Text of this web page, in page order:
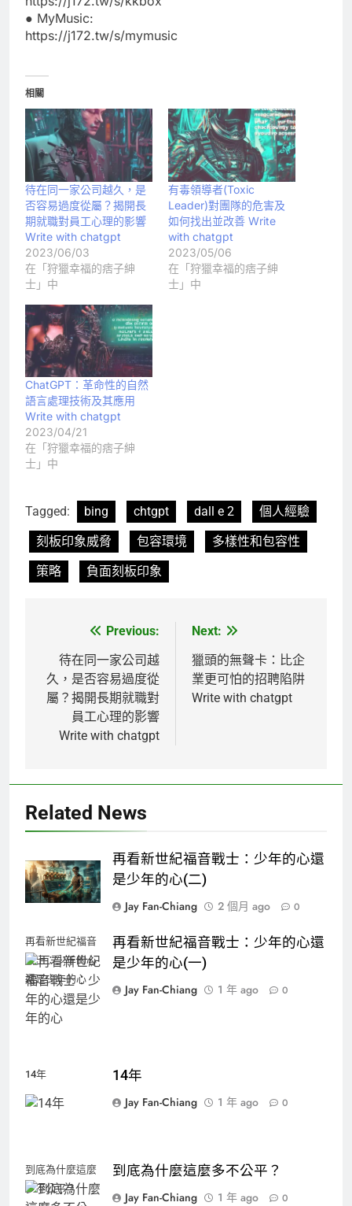
● MyMusic:
https://j172.tw/s/mymusic
相關
待在同一家公司越久，是
否容易過度從屬？揭開長
期就職對員工心理的影響
Write with chatgpt
2023/06/03
在「狩獵幸福的痞子紳
士」中
有毒領導者(Toxic
Leader)對團隊的危害及
如何找出並改善 Write
with chatgpt
2023/05/06
在「狩獵幸福的痞子紳
士」中
ChatGPT：革命性的自然
語言處理技術及其應用
Write with chatgpt
2023/04/21
在「狩獵幸福的痞子紳
士」中
Tagged: bing chtgpt dall e 2
個人經驗
刻板印象威脅
包容環境
多樣性和包容性
策略
負面刻板印象
導
Previous:
待在同一家公司越
久，是否容易過度從
屬？揭開長期就職對
員工心理的影響
Write with chatgpt
Next:
獵頭的無聲卡：比企
業更可怕的招聘陷阱
Write with chatgpt
Related News
再看新世紀福音戰士：少年的心還
是少年的心(二)
Jay Fan-Chiang
2 個月 ago 0
再看新世紀福音
戰士：少年的心
還是少年的心
再看新世紀福音戰士：少年的心還
是少年的心(一)
Jay Fan-Chiang
1 年 ago 0
14年
14年
Jay Fan-Chiang
1 年 ago 0
到底為什麼這麼
多不公平？
到底為什麼這麼多不公平？
Jay Fan-Chiang
1 年 ago 0